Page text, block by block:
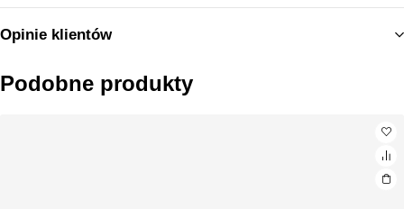
Opinie klientów
Podobne produkty